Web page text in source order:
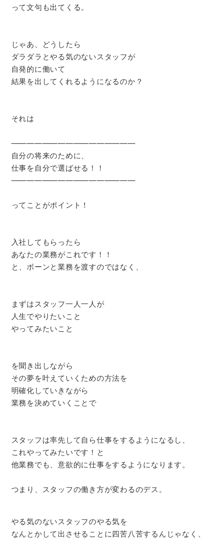
って文句も出てくる。
じゃあ、どうしたら
ダラダラとやる気のないスタッフが
自発的に働いて
結果を出してくれるようになるのか？
それは
――――――――――――――――
自分の将来のために、
仕事を自分で選ばせる！！
――――――――――――――――
ってことがポイント！
入社してもらったら
あなたの業務がこれです！！
と、ボーンと業務を渡すのではなく、
まずはスタッフ一人一人が
人生でやりたいこと
やってみたいこと
を聞き出しながら
その夢を叶えていくための方法を
明確化していきながら
業務を決めていくことで
スタッフは率先して自ら仕事をするようになるし、
これやってみたいです！と
他業務でも、意欲的に仕事をするようになります。
つまり、スタッフの働き方が変わるのデス。
やる気のないスタッフのやる気を
なんとかして出させることに四苦八苦するんじゃなく、